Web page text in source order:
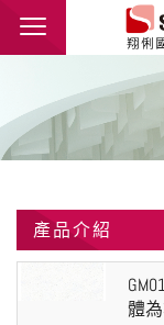
翔俐國
產品介紹
體